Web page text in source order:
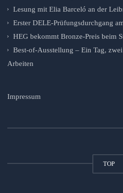
Lesung mit Elia Barceló an der
Erster DELE-Prüfungsdurchgang
HEG bekommt Bronze-Preis beim
Best-of-Ausstellung – Ein Tag,
Arbeiten
Impressum
TOP